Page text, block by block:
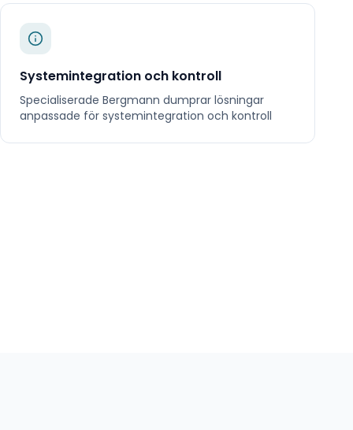
Systemintegration och kontroll
Specialiserade Bergmann dumprar lösningar
anpassade för systemintegration och kontroll